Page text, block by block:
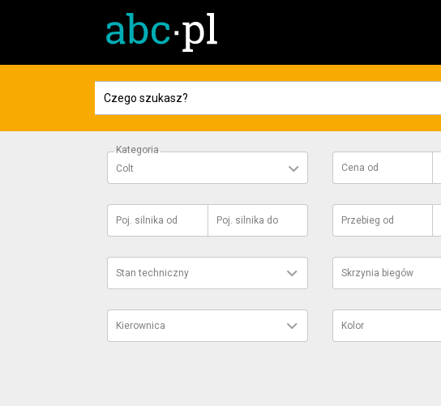
Kategoria
Colt
Cena od
Poj. silnika od Poj. silnika do Przebieg od
Stan techniczny Skrzynia biegów
Kierownica Kolor